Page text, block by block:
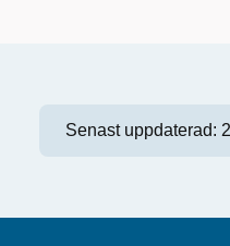
Senast uppdaterad: